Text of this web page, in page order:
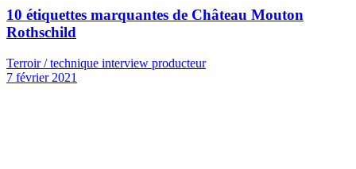
10 étiquettes marquantes de Château Mouton
Rothschild
Terroir / technique interview producteur
7 février 2021